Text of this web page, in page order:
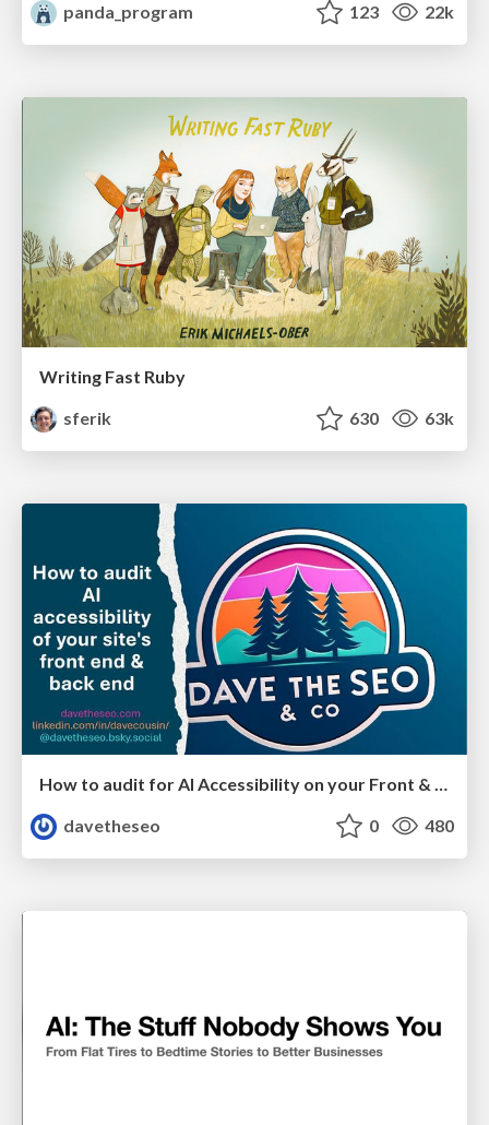
panda_program
123 22k
Writing Fast Ruby
sferik
630 63k
How to audit for AI Accessibility on your Front & Back End
davetheseo
0 480